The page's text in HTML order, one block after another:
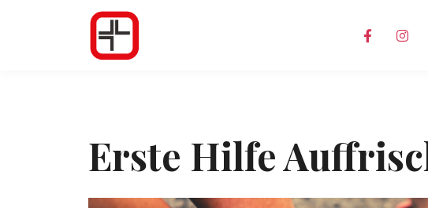
Erste Hilfe